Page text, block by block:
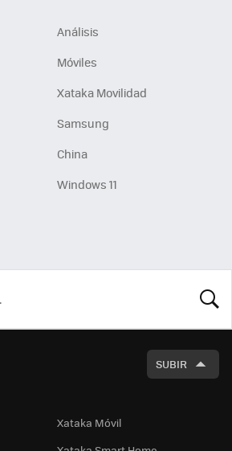
Análisis
Móviles
Xataka Movilidad
Samsung
China
Windows 11
SUBIR
Xataka Móvil